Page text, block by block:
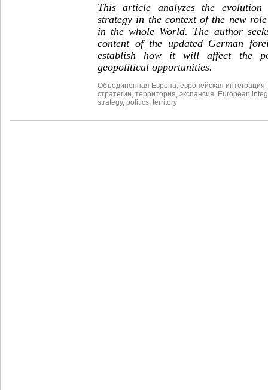
This article analyzes the
strategy in the context of the new
in the whole World. The author
content of the updated German
establish how it will affect the
geopolitical opportunities.
Объединенная Европа европейская интеграция
стратегии территория экспансия European
strategy, politics territory